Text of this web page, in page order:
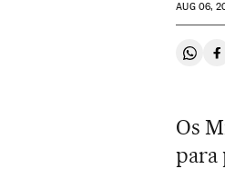
AUG06,
Os
para